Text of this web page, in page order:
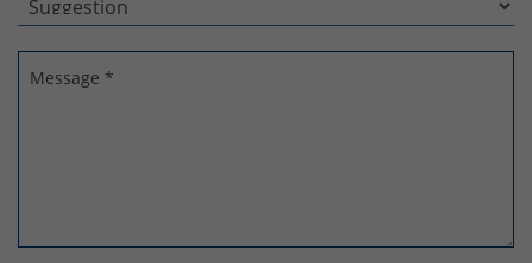
Message *